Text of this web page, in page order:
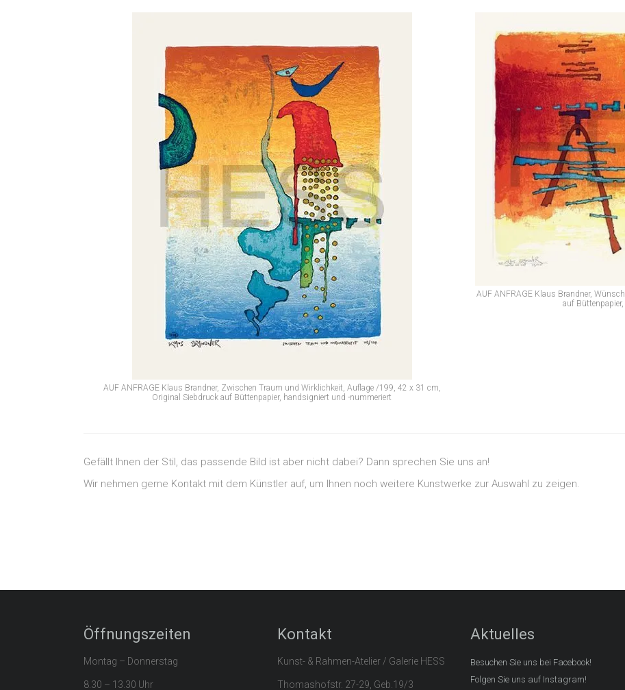
AUF ANFRAGE Klaus Brandner, Zwischen Traum und Wirklichkeit, Auflage /199, 42 x 31 cm,
Original Siebdruck auf Büttenpapier, handsigniert und -nummeriert
AUF ANFRAGE Klaus Brandner,
auf
Gefällt Ihnen der Stil, das passende Bild ist aber nicht dabei? Dann sprechen Sie uns an!
Wir nehmen gerne Kontakt mit dem Künstler auf, um Ihnen noch weitere Kunstwerke zur Auswahl zu zeigen.
Öffnungszeiten
Montag – Donnerstag
8.30 – 13.30 Uhr
Kontakt
Kunst- & Rahmen-Atelier / Galerie HESS
Thomashofstr. 27-29, Geb.19/3
Aktuelles
Besuchen Sie uns bei Facebook!
Folgen Sie uns auf Instagram!